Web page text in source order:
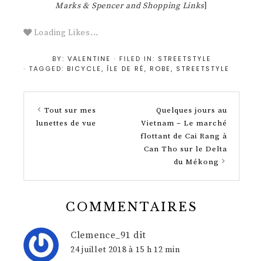
Marks & Spencer and Shopping Links]
Loading Likes...
BY: VALENTINE · FILED IN: STREETSTYLE
· TAGGED: BICYCLE, ÎLE DE RÉ, ROBE, STREETSTYLE
Tout sur mes
lunettes de vue
Quelques jours au
Vietnam – Le marché
flottant de Cai Rang à
Can Tho sur le Delta
du Mékong
COMMENTAIRES
Clemence_91 dit
24 juillet 2018 à 15 h 12 min